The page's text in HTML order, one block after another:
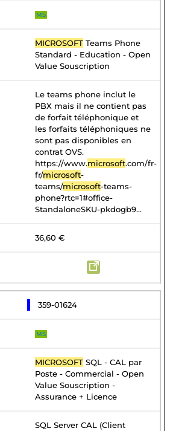
MS
MICROSOFT Teams Phone
Standard - Education - Open
Value Souscription
Le teams phone inclut le
PBX mais il ne contient pas
de forfait téléphonique et
les forfaits téléphoniques ne
sont pas disponibles en
contrat OVS.
https://www.microsoft.com/fr-
fr/microsoft-
teams/microsoft-teams-
phone?rtc=1#office-
StandaloneSKU-pkdogb9...
36,60 €
359-01624
MS
MICROSOFT SQL - CAL par
Poste - Commercial - Open
Value Souscription -
Assurance + Licence
SQL Server CAL (Client